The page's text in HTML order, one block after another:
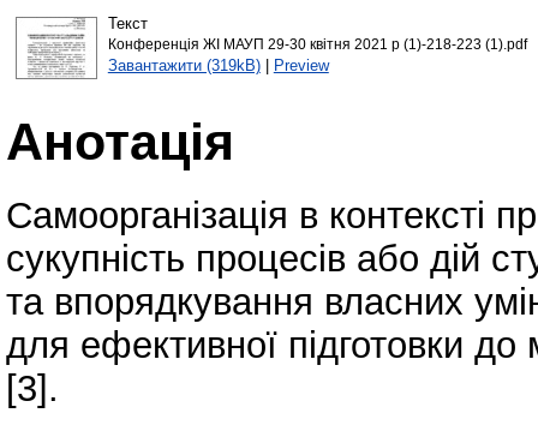
Текст
Конференція ЖІ МАУП 29-30 квітня 2021 р (1)-218-223 (1).pdf
Завантажити (319kB)| Preview
Анотація
Самоорганізація в контексті
сукупність процесів або дій
та впорядкування власних
для ефективної підготовки до
[3].